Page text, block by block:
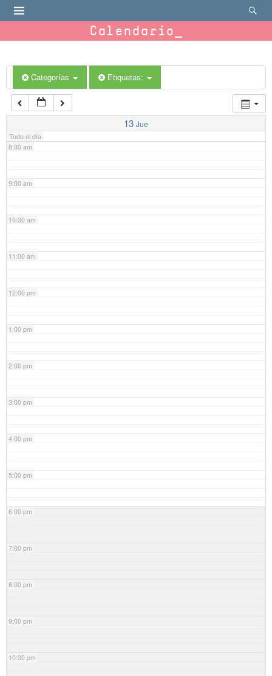
Calendario
Categorías Etiquetas:
13 Jue
Todo el día
6:00 am
7:00 am
8:00 am
9:00 am
10:00 am
11:00 am
12:00 pm
1:00 pm
2:00 pm
3:00 pm
4:00 pm
5:00 pm
6:00 pm
7:00 pm
8:00 pm
9:00 pm
10:00 pm